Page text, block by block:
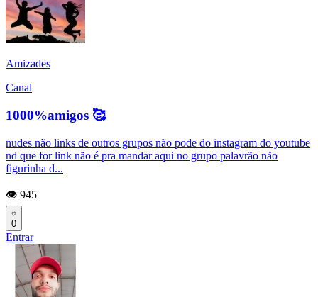
Amizades
Canal
1000%amigos 🥰
nudes não links de outros grupos não pode do instagram do youtube
nd que for link não é pra mandar aqui no grupo palavrão não
figurinha d...
👁️ 945
0
Entrar